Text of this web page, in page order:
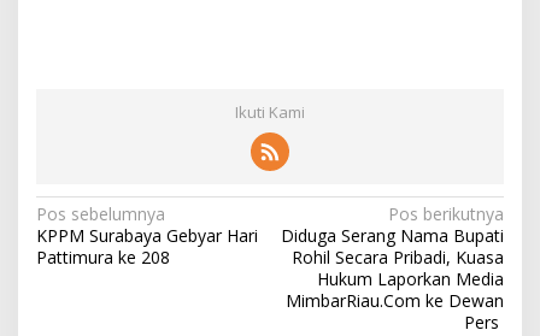
Ikuti Kami
N
a
Pos sebelumnya
KPPM Surabaya Gebyar Hari
Pattimura ke 208
Pos berikutnya
Diduga Serang Nama Bupati
Rohil Secara Pribadi, Kuasa
Hukum Laporkan Media
MimbarRiau.Com ke Dewan
Pers